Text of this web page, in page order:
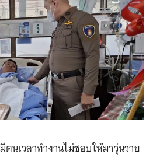
นเวลาทำงานไม่ชอบให้มาวุ่นวาย